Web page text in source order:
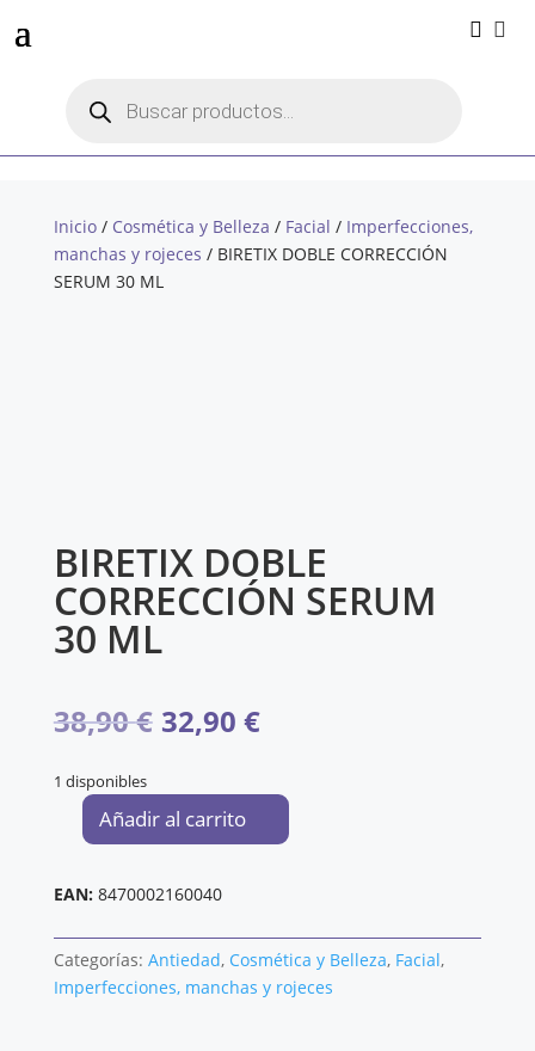
 
productos
Inicio/ Cosmética y Belleza / Facial / Imperfecciones,
manchas y rojeces / BIRETIX DOBLE CORRECCIÓN
SERUM 30 ML
BIRETIX DOBLE
CORRECCIÓN SERUM
30 ML
38,90€ El
original
38,90 €.
32,90 €El
actual
32,90 €.
1 disponibles
BIRETIX
CORRECCIÓN
30
ML
cantidad
Añadir al carrito
EAN:8470002160040
Categorías: Antiedad, Cosmética y Belleza, Facial,
Imperfecciones, manchas y rojeces